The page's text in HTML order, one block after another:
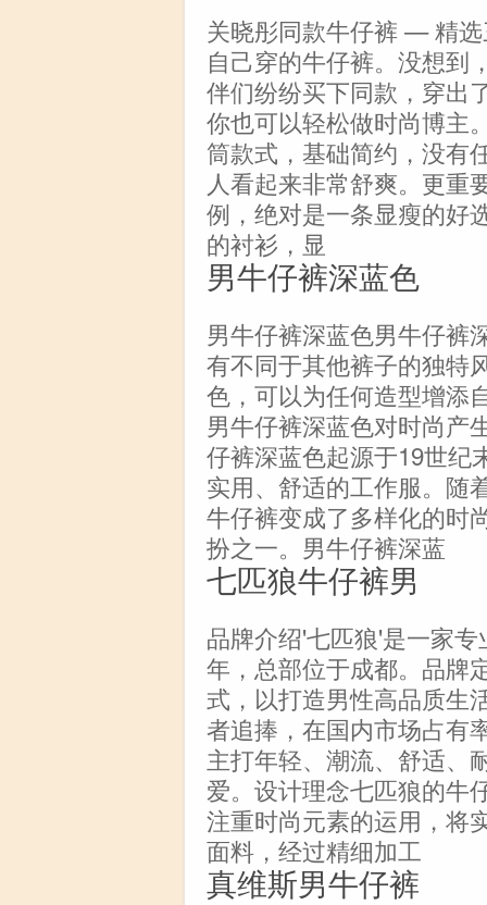
关晓彤同款牛仔裤 — 精
自己穿的牛仔裤。没想到
伴们纷纷买下同款，穿出
你也可以轻松做时尚博主
筒款式，基础简约，没有
人看起来非常舒爽。更重
例，绝对是一条显瘦的好
的衬衫，显
男牛仔裤深蓝色
男牛仔裤深蓝色男牛仔裤
有不同于其他裤子的独特
色，可以为任何造型增添
男牛仔裤深蓝色对时尚产
仔裤深蓝色起源于19世纪
实用、舒适的工作服。随
牛仔裤变成了多样化的时
扮之一。男牛仔裤深蓝
七匹狼牛仔裤男
品牌介绍'七匹狼'是一家
年，总部位于成都。品牌
式，以打造男性高品质生
者追捧，在国内市场占有
主打年轻、潮流、舒适、
爱。设计理念七匹狼的牛
注重时尚元素的运用，将
面料，经过精细加工
真维斯男牛仔裤